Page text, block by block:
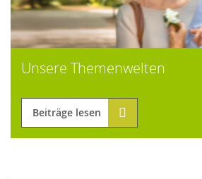
Unsere Themenwelten
Beiträge lesen